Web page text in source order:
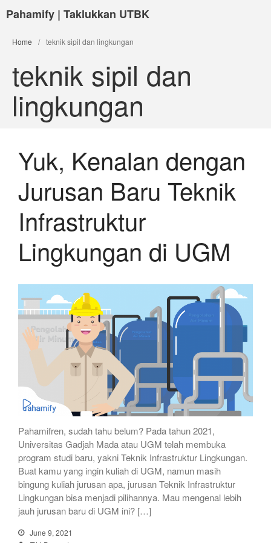
Pahamify | Taklukkan UTBK
Home / teknik sipil dan lingkungan
teknik sipil dan
lingkungan
Yuk, Kenalan dengan
Jurusan Baru Teknik
Infrastruktur
Lingkungan di UGM
Pahamifren, sudah tahu belum? Pada tahun 2021,
Universitas Gadjah Mada atau UGM telah membuka
program studi baru, yakni Teknik Infrastruktur Lingkungan.
Buat kamu yang ingin kuliah di UGM, namun masih
bingung kuliah jurusan apa, jurusan Teknik Infrastruktur
Lingkungan bisa menjadi pilihannya. Mau mengenal lebih
jauh jurusan baru di UGM ini? […]
June 9, 2021